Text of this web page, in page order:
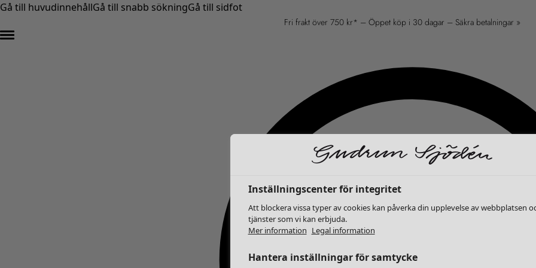
Gå till huvudinnehållGå till snabb sökningGå till sidfot
Fri frakt över 750 kr* – Öppet köp i 30 dagar – Säkra betalningar »
Inställningscenter för integritet
Att blockera vissa typer av cookies kan påverka din upplevelse av webbplatsen
tjänster som vi kan erbjuda.
Mer information Legal information
Hantera inställningar för samtycke